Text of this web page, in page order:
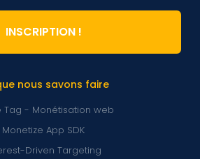
nous savons faire
Tag - Monétisation web
Monetize App SDK
Driven Targeting
INSCRIPTION !